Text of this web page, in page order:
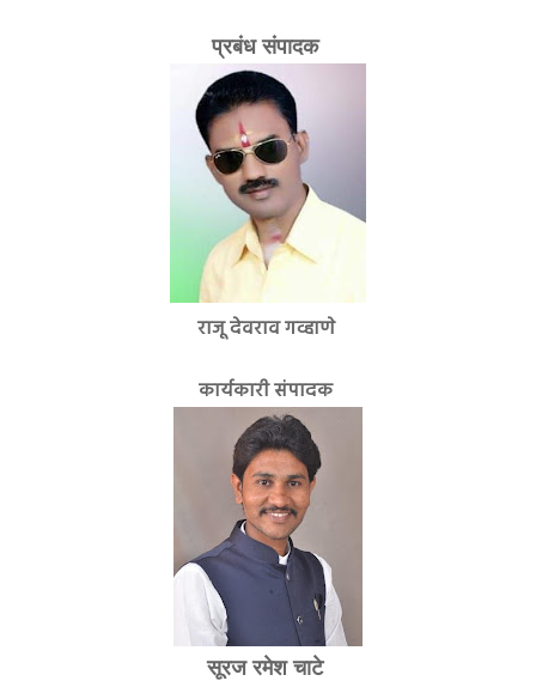
प्रबंध संपादक
राजू देवराव गव्हाणे
कार्यकारी संपादक
सूरज रमेश चाटे